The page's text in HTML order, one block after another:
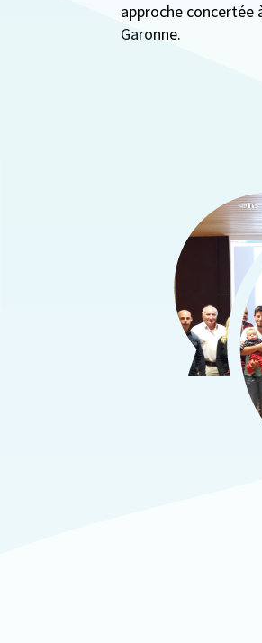
approche concertée
Garonne.